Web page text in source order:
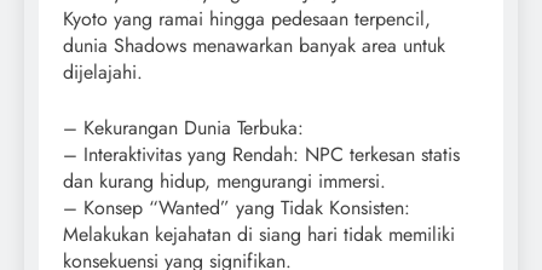
Kyoto yang ramai hingga pedesaan terpencil,
dunia Shadows menawarkan banyak area untuk
dijelajahi.
– Kekurangan Dunia Terbuka:
– Interaktivitas yang Rendah: NPC terkesan statis
dan kurang hidup, mengurangi immersi.
– Konsep “Wanted” yang Tidak Konsisten:
Melakukan kejahatan di siang hari tidak memiliki
konsekuensi yang signifikan.